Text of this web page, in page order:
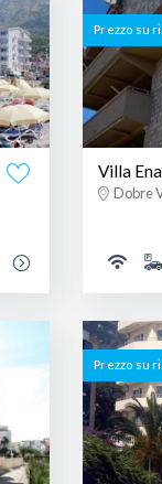
Prezzo su
Villa Ena
Dobre
Prezzo su